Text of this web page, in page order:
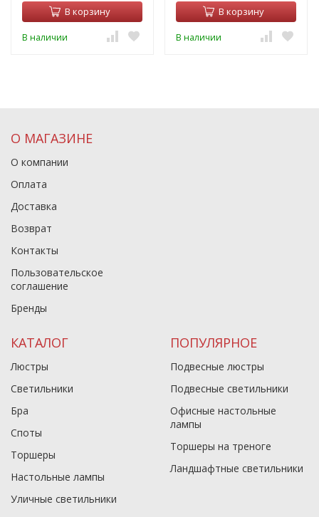
В корзину
В наличии
В корзину
В наличии
О МАГАЗИНЕ
О компании
Оплата
Доставка
Возврат
Контакты
Пользовательское
соглашение
Бренды
КАТАЛОГ
Люстры
Светильники
Бра
Споты
Торшеры
Настольные лампы
Уличные светильники
ПОПУЛЯРНОЕ
Подвесные люстры
Подвесные светильники
Офисные настольные
лампы
Торшеры на треноге
Ландшафтные светильники